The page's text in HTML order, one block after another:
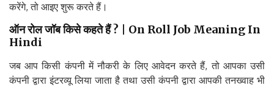
करेंगे, तो आइए शुरू करते हैं।
ऑनरोलजॉबकिसेकहतेहैं? | On Roll Job Meaning In
Hindi
जब आप किसी कंपनी में नौकरी के लिए आवेदन करते हैं, तो आपका उसी
कंपनी द्वारा इंटरव्यू लिया जाता है तथा उसी कंपनी द्वारा आपकी तनख्वाह भी